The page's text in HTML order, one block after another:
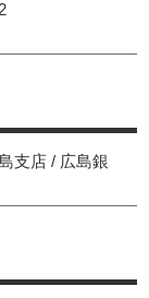
支店 / 広島銀